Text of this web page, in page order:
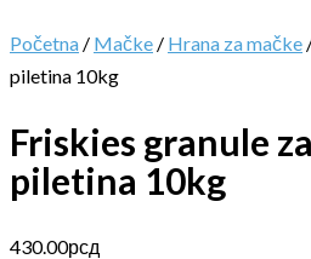
Početna / Mačke / Hrana za mačke
piletina 10kg
Friskies granule
piletina 10kg
430.00рсд